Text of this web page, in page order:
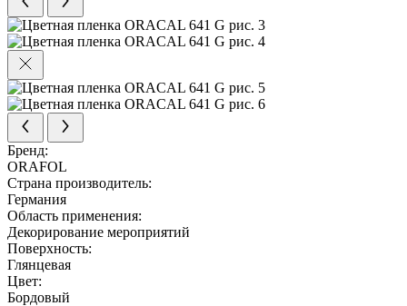
Бренд:
ORAFOL
Страна производитель:
Германия
Область применения:
Декорирование мероприятий
Поверхность:
Глянцевая
Цвет:
Бордовый